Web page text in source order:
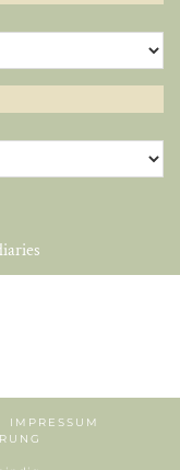
IMPRESSUM